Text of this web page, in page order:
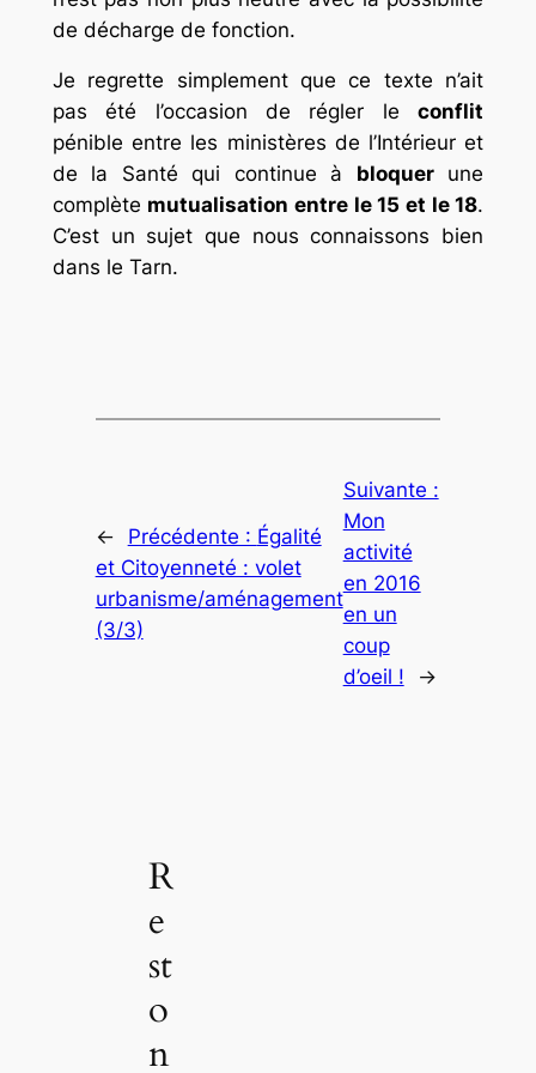
de décharge de fonction.
Je regrette simplement que ce texte n’ait
pas été l’occasion de régler leconflit
pénible entre les ministères de l’Intérieur et
de la Santé qui continue à bloquerune
complète mutualisation entre le 15 et le 18.
C’est un sujet que nous connaissons bien
dans le Tarn.
← Précédente : Égalité
et Citoyenneté : volet
urbanisme/aménagement
(3/3)
Suivante :
Mon
activité
en 2016
en un
coup
d’oeil !
→
R
e
st
o
n